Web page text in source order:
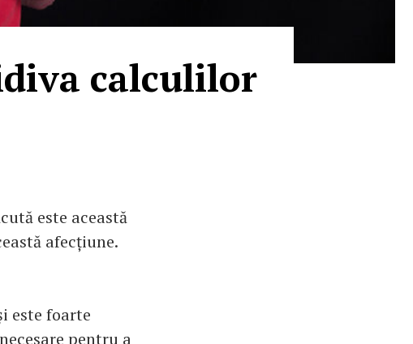
calculilor
este această
afecțiune.
este foarte
pentru a